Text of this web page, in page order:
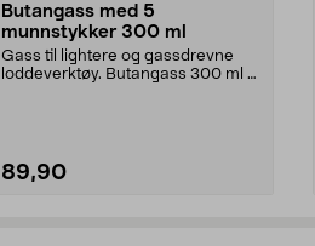
Butangass med 5
munnstykker 300 ml
Gass til lightere og gassdrevne
loddeverktøy. Butangass 300 ml –
89,90